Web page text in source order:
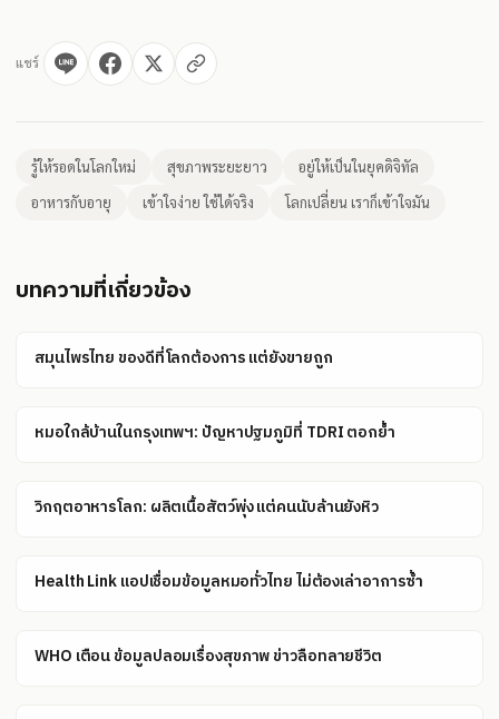
แชร์
รู้ให้รอดในโลกใหม่ สุขภาพระยะยาว
อยู่ให้เป็นในยุคดิจิทัล
อาหารกับอายุ
เข้าใจง่าย ใช้ได้จริง โลกเปลี่ยน เราก็เข้าใจมัน
บทความที่เกี่ยวข้อง
สมุนไพรไทย ของดีที่โลกต้องการ แต่ยังขายถูก
หมอใกล้บ้านในกรุงเทพฯ: ปัญหาปฐมภูมิที่ TDRI ตอกย้ำ
วิกฤตอาหารโลก: ผลิตเนื้อสัตว์พุ่ง แต่คนนับล้านยังหิว
Health Link แอปเชื่อมข้อมูลหมอทั่วไทย ไม่ต้องเล่าอาการซ้ำ
WHO เตือน ข้อมูลปลอมเรื่องสุขภาพ ข่าวลือทลายชีวิต